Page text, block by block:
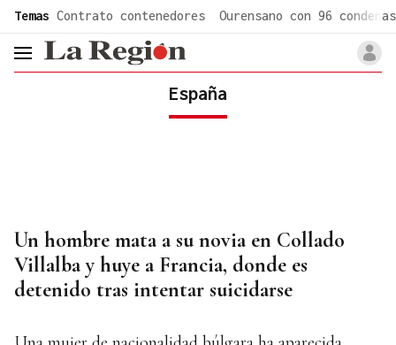
Temas Contrato contenedores Ourensano con 96 condenas
header.menu.open
España
Un hombre mata a su novia en Collado
Villalba y huye a Francia, donde es
detenido tras intentar suicidarse